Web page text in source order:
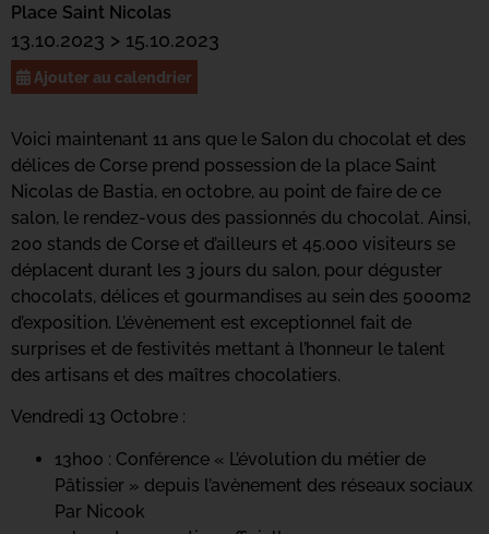
Place Saint Nicolas
13.10.2023 > 15.10.2023
Ajouter au calendrier
Voici maintenant 11 ans que le Salon du chocolat et des
délices de Corse prend possession de la place Saint
Nicolas de Bastia, en octobre, au point de faire de ce
salon, le rendez-vous des passionnés du chocolat. Ainsi,
200 stands de Corse et d’ailleurs et 45.000 visiteurs se
déplacent durant les 3 jours du salon, pour déguster
chocolats, délices et gourmandises au sein des 5000m2
d’exposition. L’évènement est exceptionnel fait de
surprises et de festivités mettant à l’honneur le talent
des artisans et des maîtres chocolatiers.
Vendredi 13 Octobre :
13h00 : Conférence « L’évolution du métier de
Pâtissier » depuis l’avènement des réseaux sociaux
Par Nicook